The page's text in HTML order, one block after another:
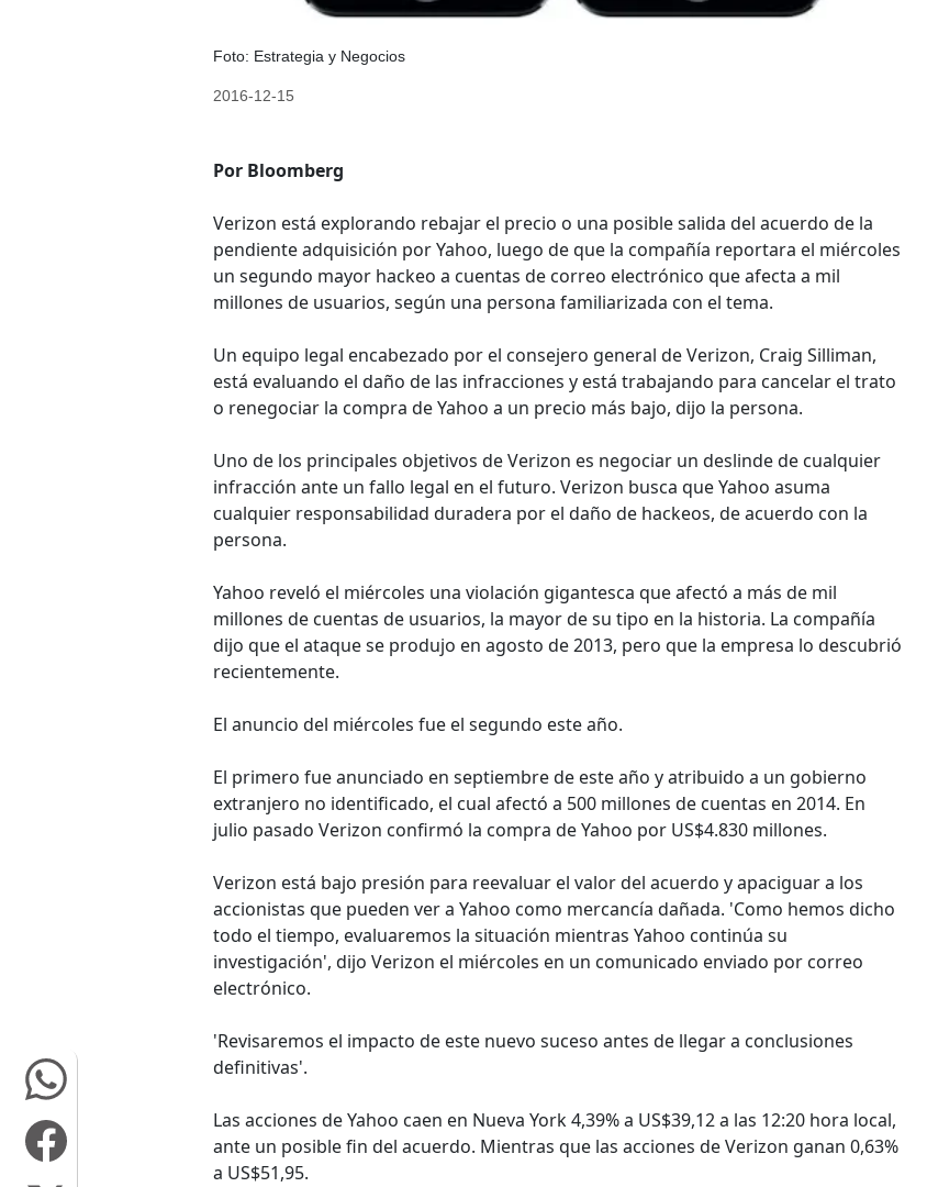
Foto: Estrategia y Negocios
2016-12-15
Por Bloomberg
Verizon está explorando rebajar el precio o una posible salida del acuerdo de la
pendiente adquisición por Yahoo, luego de que la compañía reportara el miércoles
un segundo mayor hackeo a cuentas de correo electrónico que afecta a mil
millones de usuarios, según una persona familiarizada con el tema.
Un equipo legal encabezado por el consejero general de Verizon, Craig Silliman,
está evaluando el daño de las infracciones y está trabajando para cancelar el trato
o renegociar la compra de Yahoo a un precio más bajo, dijo la persona.
Uno de los principales objetivos de Verizon es negociar un deslinde de cualquier
infracción ante un fallo legal en el futuro. Verizon busca que Yahoo asuma
cualquier responsabilidad duradera por el daño de hackeos, de acuerdo con la
persona.
Yahoo reveló el miércoles una violación gigantesca que afectó a más de mil
millones de cuentas de usuarios, la mayor de su tipo en la historia. La compañía
dijo que el ataque se produjo en agosto de 2013, pero que la empresa lo descubrió
recientemente.
El anuncio del miércoles fue el segundo este año.
El primero fue anunciado en septiembre de este año y atribuido a un gobierno
extranjero no identificado, el cual afectó a 500 millones de cuentas en 2014. En
julio pasado Verizon confirmó la compra de Yahoo por US$4.830 millones.
Verizon está bajo presión para reevaluar el valor del acuerdo y apaciguar a los
accionistas que pueden ver a Yahoo como mercancía dañada. 'Como hemos dicho
todo el tiempo, evaluaremos la situación mientras Yahoo continúa su
investigación', dijo Verizon el miércoles en un comunicado enviado por correo
electrónico.
'Revisaremos el impacto de este nuevo suceso antes de llegar a conclusiones
definitivas'.
Las acciones de Yahoo caen en Nueva York 4,39% a US$39,12 a las 12:20 hora local,
ante un posible fin del acuerdo. Mientras que las acciones de Verizon ganan 0,63%
a US$51,95.